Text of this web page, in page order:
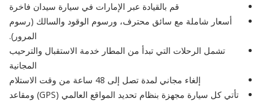
قم بالقيادة عبر الإمارات في سيارة سيدان فاخرة
أسعار شاملة مع سائق محترف، ورسوم الوقود والسالك (رسوم
المرور).
تشمل الرحلات التي تبدأ من المطار خدمة الاستقبال والترحيب
المجانية
إلغاء مجاني لمدة تصل إلى 48 ساعة من وقت الاستلام
تأتي كل سيارة مجهزة بنظام تحديد المواقع العالمي (GPS) ومقاعد